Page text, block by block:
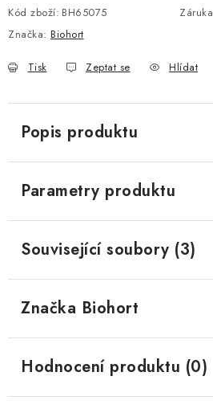
Kód zboží: BH65075 Záruka
Značka: Biohort
Tisk Zeptat se Hlídat
Popis produktu
Parametry produktu
Související soubory (3)
Značka Biohort
Hodnocení produktu (0)